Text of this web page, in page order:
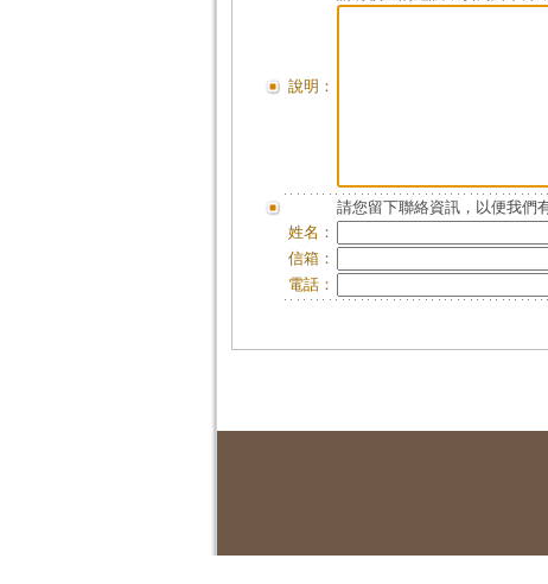
說明：
請您留下聯絡資訊，以便我們
姓名：
信箱：
電話：